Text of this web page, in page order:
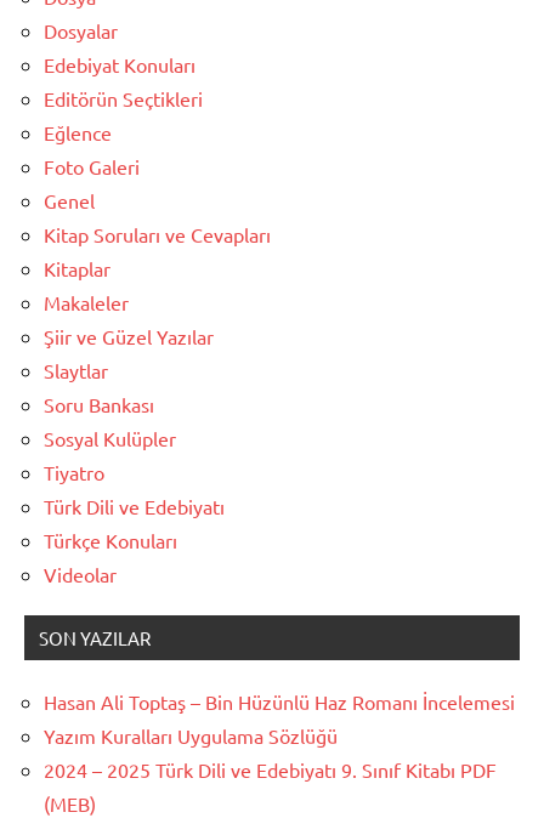
Dosyalar
Edebiyat Konuları
Editörün Seçtikleri
Eğlence
Foto Galeri
Genel
Kitap Soruları ve Cevapları
Kitaplar
Makaleler
Şiir ve Güzel Yazılar
Slaytlar
Soru Bankası
Sosyal Kulüpler
Tiyatro
Türk Dili ve Edebiyatı
Türkçe Konuları
Videolar
SON YAZILAR
Hasan Ali Toptaş – Bin Hüzünlü Haz Romanı İncelemesi
Yazım Kuralları Uygulama Sözlüğü
2024 – 2025 Türk Dili ve Edebiyatı 9. Sınıf Kitabı PDF
(MEB)